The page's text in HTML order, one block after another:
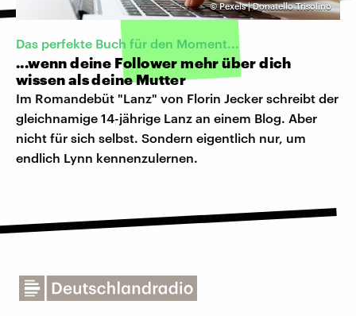
©Pexels | Donatello Trisolino
Das perfekte Buch für den Moment...
...wenn deine Follower mehr über dich
wissen als deine Mutter
Im Romandebüt "Lanz" von Florin Jecker schreibt der
gleichnamige 14-jährige Lanz an einem Blog. Aber
nicht für sich selbst. Sondern eigentlich nur, um
endlich Lynn kennenzulernen.